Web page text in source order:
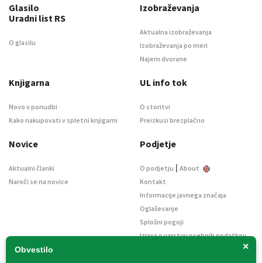
×
Obvestilo
Glasilo
Uradni list RS
O glasilu
Izobraževanja
Aktualna izobraževanja
Izobraževanja po meri
Najem dvorane
Knjigarna
Novo v ponudbi
Kako nakupovati v spletni knjigarni
UL info tok
O storitvi
Preizkusi brezplačno
Novice
Aktualni članki
Naroči se na novice
Podjetje
O podjetju | About
Kontakt
Informacije javnega značaja
Oglaševanje
Splošni pogoji
Izjava o varstvu osebnih podatkov